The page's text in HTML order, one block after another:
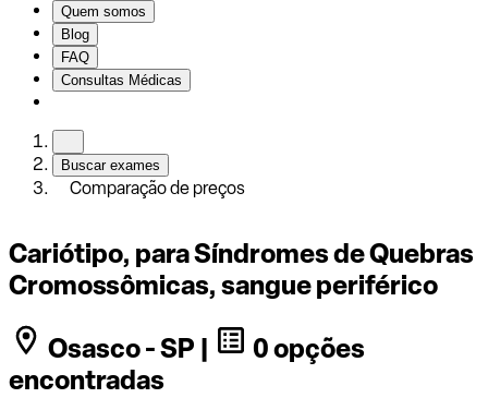
Quem somos
Blog
FAQ
Consultas Médicas
Buscar exames
Comparação de preços
Cariótipo, para Síndromes de Quebras
Cromossômicas, sangue periférico
Osasco - SP |
0 opções
encontradas